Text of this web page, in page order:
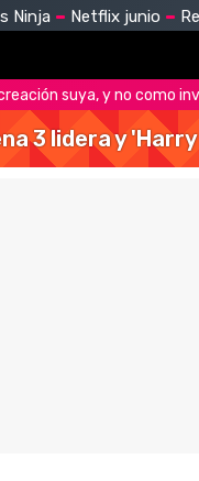
Ninja Netflix junio
suya, y no como
3 lidera y